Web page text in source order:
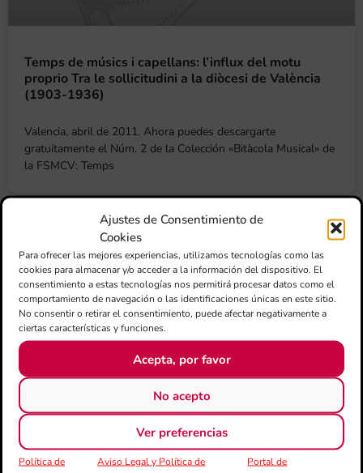
Ajustes de Consentimiento de
Cookies
Para ofrecer las mejores experiencias, utilizamos tecnologías como las
cookies para almacenar y/o acceder a la información del dispositivo. El
consentimiento a estas tecnologías nos permitirá procesar datos como el
comportamiento de navegación o las identificaciones únicas en este sitio.
No consentir o retirar el consentimiento, puede afectar negativamente a
ciertas características y funciones.
Acepta, por favor
No acepto
Ver preferencias
Política de
Aviso Legal y Política de
Portal de
Temps de músics i capellans: l’influx del motu
proprio Tra le sollicitudini a la diòcesi de València
(1903-1936)
Valencia, abril de 2011. Ahora puedes descargarte
gratuitamente el Núm. 2 de la Colección «Bitàcola Musical» de
la FSMCV: Temps
La FSMCV edita un CD-Rom que reproduce el
Boletín Musical 1892-1900